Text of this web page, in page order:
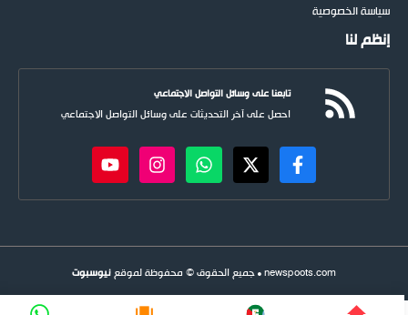
سياسة الخصوصية
إنظم لنا
تابعنا على وسائل التواصل الاجتماعي
احصل على آخر التحديثات على وسائل التواصل الاجتماعي
newspoots.com • جميع الحقوق © محفوظة لموقع نيوسبوت